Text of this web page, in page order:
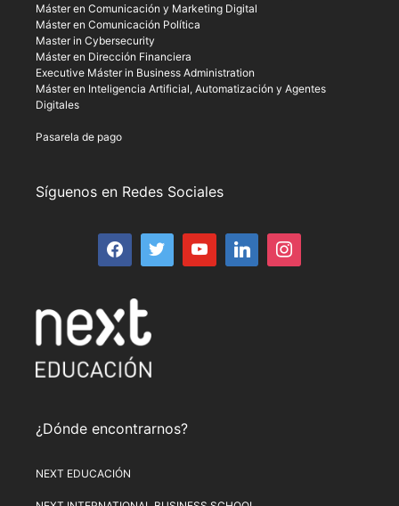
Máster en Comunicación y Marketing Digital
Máster en Comunicación Política
Master in Cybersecurity
Máster en Dirección Financiera
Executive Máster in Business Administration
Máster en Inteligencia Artificial, Automatización y Agentes
Digitales
Pasarela de pago
Síguenos en Redes Sociales
¿Dónde encontrarnos?
NEXT EDUCACIÓN